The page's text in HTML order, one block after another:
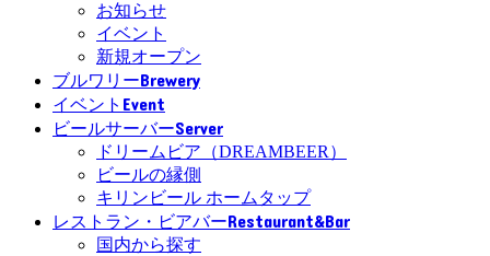
お知らせ
イベント
新規オープン
ブルワリーBrewery
イベント Event
ビールサーバーServer
ドリームビア（DREAMBEER）
ビールの縁側
キリンビール ホームタップ
レストラン・ビアバーRestaurant&Bar
国内から探す